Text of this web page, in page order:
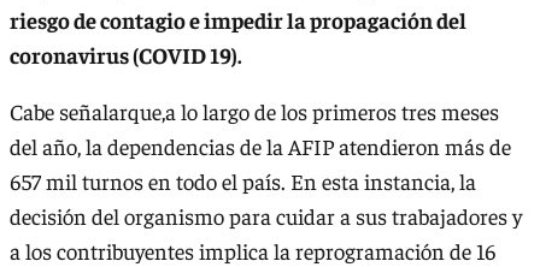
riesgo de contagio e impedir la propagación del
coronavirus (COVID 19).
Cabe señalarque,a lo largo de los primeros tres meses
del año, la dependencias de la AFIP atendieron más de
657 mil turnos en todo el país. En esta instancia, la
decisión del organismo para cuidar a sus trabajadores y
a los contribuyentes implica la reprogramación de 16